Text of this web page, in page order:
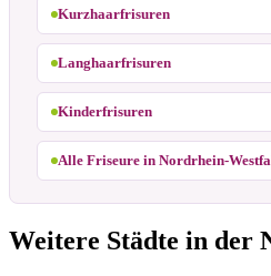
Kurzhaarfrisuren
Langhaarfrisuren
Kinderfrisuren
Alle Friseure in Nordrhein-
Weitere Städte in der